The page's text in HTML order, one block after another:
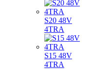
S20 48V
4TRA
S15 48V
4TRA